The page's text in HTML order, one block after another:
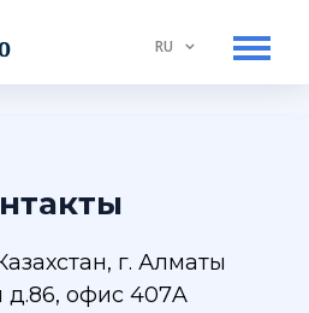
RU
г. Алматы
д.86, офис 407A